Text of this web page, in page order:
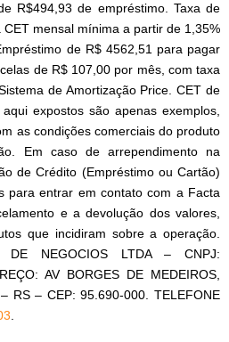
R$494,93 de empréstimo. Taxa de
mensal mínima a partir de 1,35%
de R$ 4562,51 para pagar
de R$ 107,00 por mês, com taxa
de Amortização Price. CET de
expostos são apenas exemplos,
as condições comerciais do produto
Em caso de arrependimento na
de Crédito (Empréstimo ou Cartão)
para entrar em contato com a Facta
e a devolução dos valores,
que incidiram sobre a operação.
DE NEGOCIOS LTDA – CNPJ:
AV BORGES DE MEDEIROS,
RS – CEP: 95.690-000. TELEFONE